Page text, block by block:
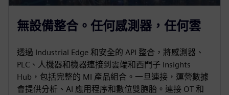
無設備整合。任何感測器，任何雲
透過 Industrial Edge 和安全的 API 整合，將感測器、
PLC、人機器和機器連接到雲端和西門子 Insights
Hub，包括完整的 MI 產品組合。一旦連接，運營數據
會提供分析、AI 應用程序和數位雙胞胎。連接 OT 和